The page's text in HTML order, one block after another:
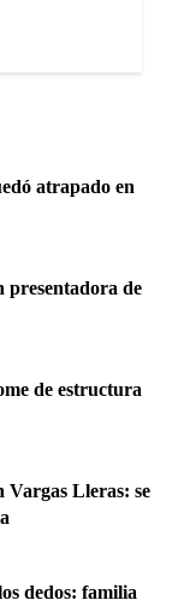
atrapado en
presentadora de
de estructura
Vargas Lleras: se
dedos: familia